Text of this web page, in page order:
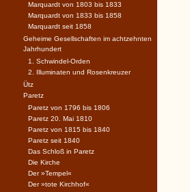
Marquardt von 1803 bis 1833
Marquardt von 1833 bis 1858
Marquardt seit 1858
Geheime Gesellschaften im achtzehnten
Jahrhundert
1. Schwindel-Orden
2. Illuminaten und Rosenkreuzer
Ütz
Paretz
Paretz von 1796 bis 1806
Paretz 20. Mai 1810
Paretz von 1815 bis 1840
Paretz seit 1840
Das Schloß in Paretz
Die Kirche
Der »Tempel«
Der »tote Kirchhof«